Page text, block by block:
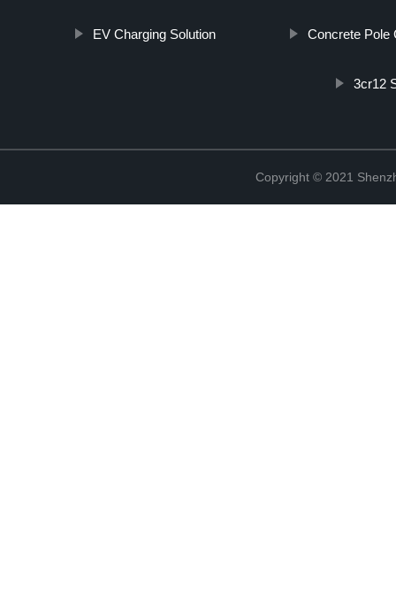
EV Charging Solution Concrete Pole
3cr12
Copyright © 2021